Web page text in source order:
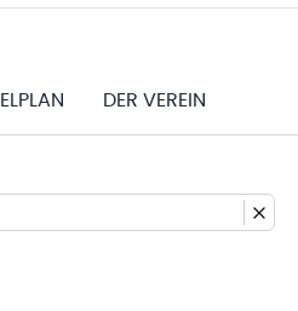
DER VEREIN